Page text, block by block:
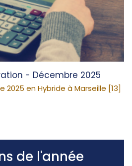
- Décembre 2025
en Hybride à Marseille [13]
de l'année